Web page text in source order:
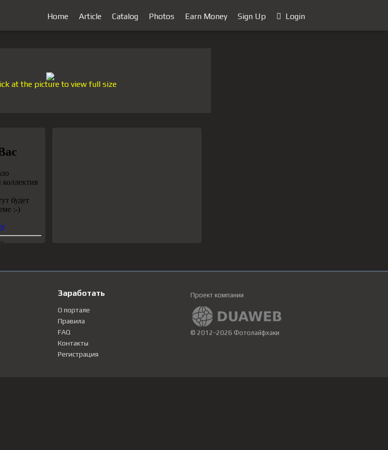
Home Article Catalog Photos Earn Money Sign Up Login
at the picture to view full size
Заработать
О портале
Правила
FAQ
Контакты
Регистрация
Проект компании
© 2012-2026 Фотолайфхаки